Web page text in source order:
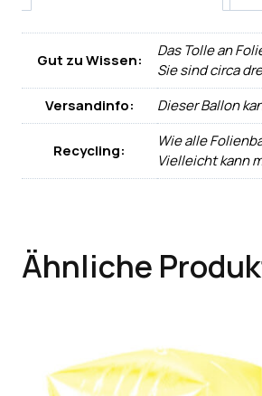
Gut zu Wissen:
Das Tolle an
Sie sind circa
Versandinfo:
Dieser Ballon
Recycling:
Wie alle
Vielleicht kann
Ähnliche